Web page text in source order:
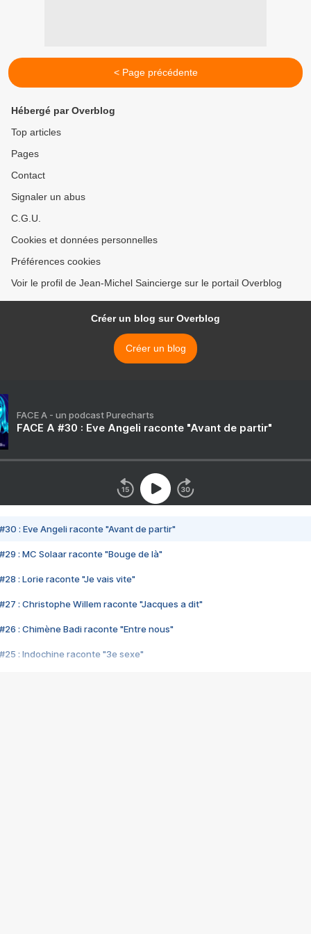
< Page précédente
Hébergé par Overblog
Top articles
Pages
Contact
Signaler un abus
C.G.U.
Cookies et données personnelles
Préférences cookies
Voir le profil de Jean-Michel Saincierge sur le portail Overblog
Créer un blog sur Overblog
Créer un blog
FACE A - un podcast Purecharts
FACE A #30 : Eve Angeli raconte "Avant de partir"
#30 : Eve Angeli raconte "Avant de partir"
#29 : MC Solaar raconte "Bouge de là"
#28 : Lorie raconte "Je vais vite"
#27 : Christophe Willem raconte "Jacques a dit"
#26 : Chimène Badi raconte "Entre nous"
#25 : Indochine raconte "3e sexe"